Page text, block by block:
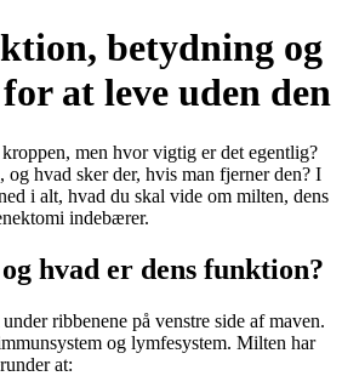
betydning og
at leve uden den
men hvor vigtig er det egentlig?
hvad sker der, hvis man fjerner den? I
i alt, hvad du skal vide om milten, dens
indebærer.
hvad er dens funktion?
ribbenene på venstre side af maven.
og lymfesystem. Milten har
at: